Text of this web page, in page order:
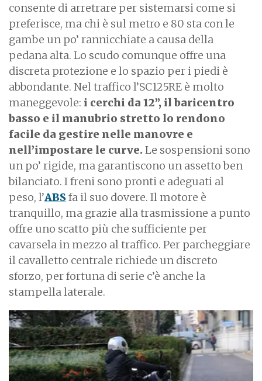
consente di arretrare per sistemarsi come si
preferisce, ma chi è sul metro e 80 sta con le
gambe un po’ rannicchiate a causa della
pedana alta. Lo scudo comunque offre una
discreta protezione e lo spazio per i piedi è
abbondante. Nel traffico l’SC125RE è molto
maneggevole: i cerchi da 12”, il baricentro
basso e il manubrio stretto lo rendono
facile da gestire nelle manovre e
nell’impostare le curve. Le sospensioni sono
un po’ rigide, ma garantiscono un assetto ben
bilanciato. I freni sono pronti e adeguati al
peso, l’ABSfa il suo dovere. Il motore è
tranquillo, ma grazie alla trasmissione a punto
offre uno scatto più che sufficiente per
cavarsela in mezzo al traffico. Per parcheggiare
il cavalletto centrale richiede un discreto
sforzo, per fortuna di serie c’è anche la
stampella laterale.
I
m
a
g